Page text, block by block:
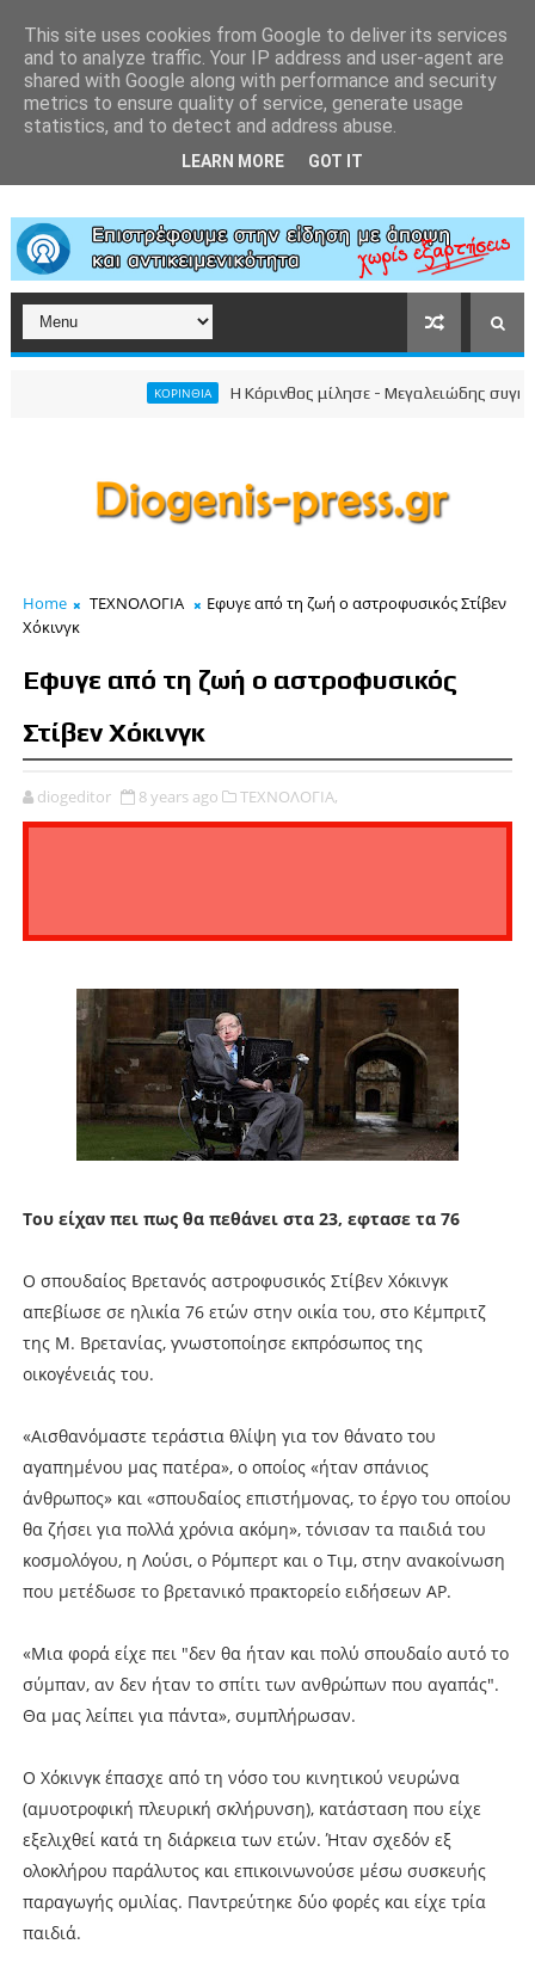
Η Κόρινθος μίλησε - Μεγαλειώδης συγκέντρωση
Home ΤΕΧΝΟΛΟΓΙΑ
Εφυγε από τη ζωή ο αστροφυσικός Στίβεν
Χόκινγκ
Εφυγε από τη ζωή ο αστροφυσικός
Στίβεν Χόκινγκ
diogeditor 8 years ago ΤΕΧΝΟΛΟΓΙΑ,
Του είχαν πει πως θα πεθάνει στα 23, εφτασε τα 76
Ο σπουδαίος Βρετανός αστροφυσικός Στίβεν Χόκινγκ
απεβίωσε σε ηλικία 76 ετών στην οικία του, στο Κέμπριτζ
της Μ. Βρετανίας, γνωστοποίησε εκπρόσωπος της
οικογένειάς του.
«Αισθανόμαστε τεράστια θλίψη για τον θάνατο του
αγαπημένου μας πατέρα», ο οποίος «ήταν σπάνιος
άνθρωπος» και «σπουδαίος επιστήμονας, το έργο του οποίου
θα ζήσει για πολλά χρόνια ακόμη», τόνισαν τα παιδιά του
κοσμολόγου, η Λούσι, ο Ρόμπερτ και ο Τιμ, στην ανακοίνωση
που μετέδωσε το βρετανικό πρακτορείο ειδήσεων AP.
«Μια φορά είχε πει "δεν θα ήταν και πολύ σπουδαίο αυτό το
σύμπαν, αν δεν ήταν το σπίτι των ανθρώπων που αγαπάς".
Θα μας λείπει για πάντα», συμπλήρωσαν.
Ο Χόκινγκ έπασχε από τη νόσο του κινητικού νευρώνα
(αμυοτροφική πλευρική σκλήρυνση), κατάσταση που είχε
εξελιχθεί κατά τη διάρκεια των ετών. Ήταν σχεδόν εξ
ολοκλήρου παράλυτος και επικοινωνούσε μέσω συσκευής
παραγωγής ομιλίας. Παντρεύτηκε δύο φορές και είχε τρία
παιδιά.
This site uses cookies from Google to deliver its services
and to analyze traffic. Your IP address and user-agent are
shared with Google along with performance and security
metrics to ensure quality of service, generate usage
statistics, and to detect and address abuse.
LEARN MORE GOT IT